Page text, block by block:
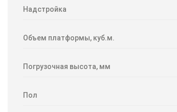
Надстройка
Объем платформы, куб.м.
Погрузочная высота, мм
Пол